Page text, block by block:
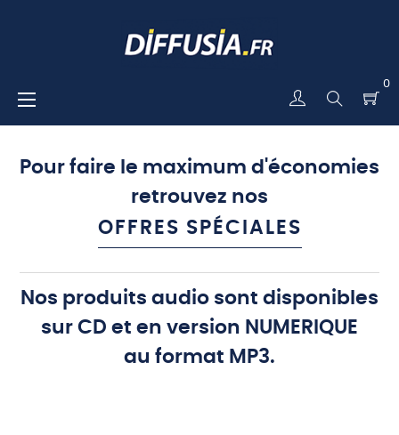
0
Basculer
☰
Pour faire le maximum d'économies
retrouvez nos
OFFRES SPÉCIALES
Nos produits audio sont disponibles
sur CD et en version NUMERIQUE
au format MP3.